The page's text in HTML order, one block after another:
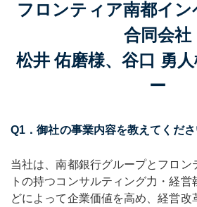
フロンティア南都イン
合同会社
松井 佑磨様、谷口 勇
ー
Q1．御社の事業内容を教えてくださ
当社は、南都銀行グループとフロン
トの持つコンサルティング力・経営
どによって企業価値を高め、経営改